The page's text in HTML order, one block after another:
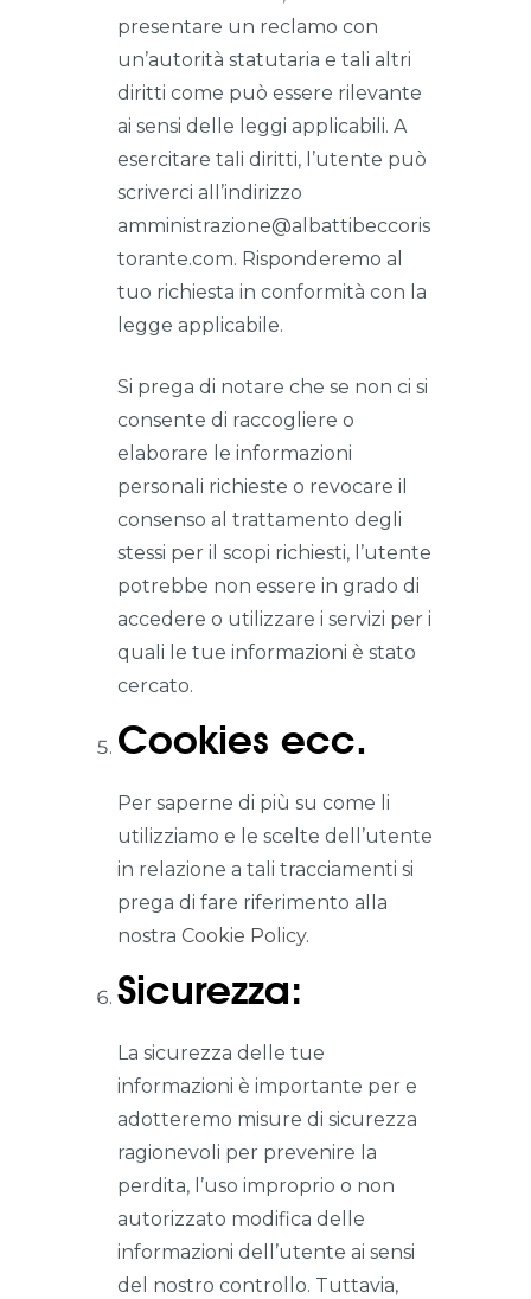
presentare un reclamo con
un’autorità statutaria e tali altri
diritti come può essere rilevante
ai sensi delle leggi applicabili. A
esercitare tali diritti, l’utente può
scriverci all’indirizzo
amministrazione@albattibeccoris
torante.com. Risponderemo al
tuo richiesta in conformità con la
legge applicabile.
Si prega di notare che se non ci si
consente di raccogliere o
elaborare le informazioni
personali richieste o revocare il
consenso al trattamento degli
stessi per il scopi richiesti, l’utente
potrebbe non essere in grado di
accedere o utilizzare i servizi per i
quali le tue informazioni è stato
cercato.
Cookies ecc.
Per saperne di più su come li
utilizziamo e le scelte dell’utente
in relazione a tali tracciamenti si
prega di fare riferimento alla
nostra Cookie Policy.
Sicurezza:
La sicurezza delle tue
informazioni è importante per e
adotteremo misure di sicurezza
ragionevoli per prevenire la
perdita, l’uso improprio o non
autorizzato modifica delle
informazioni dell’utente ai sensi
del nostro controllo. Tuttavia,